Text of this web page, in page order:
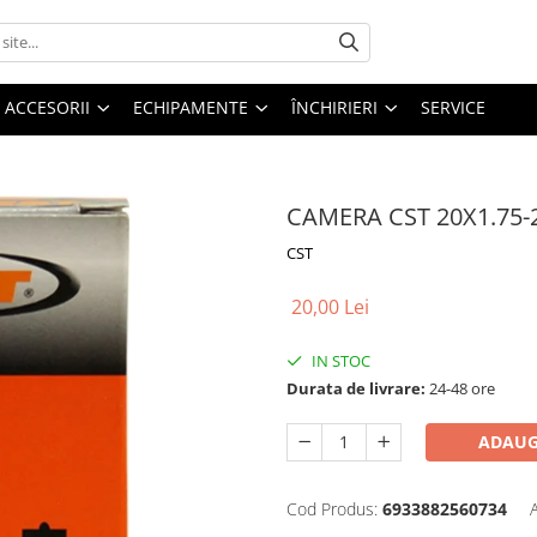
ACCESORII ECHIPAMENTE ÎNCHIRIERI SERVICE
CAMERA CST
CST
20,00 Lei
IN STOC
Durata de livrare: 24-48 ore
Cod Produs: 6933882560734